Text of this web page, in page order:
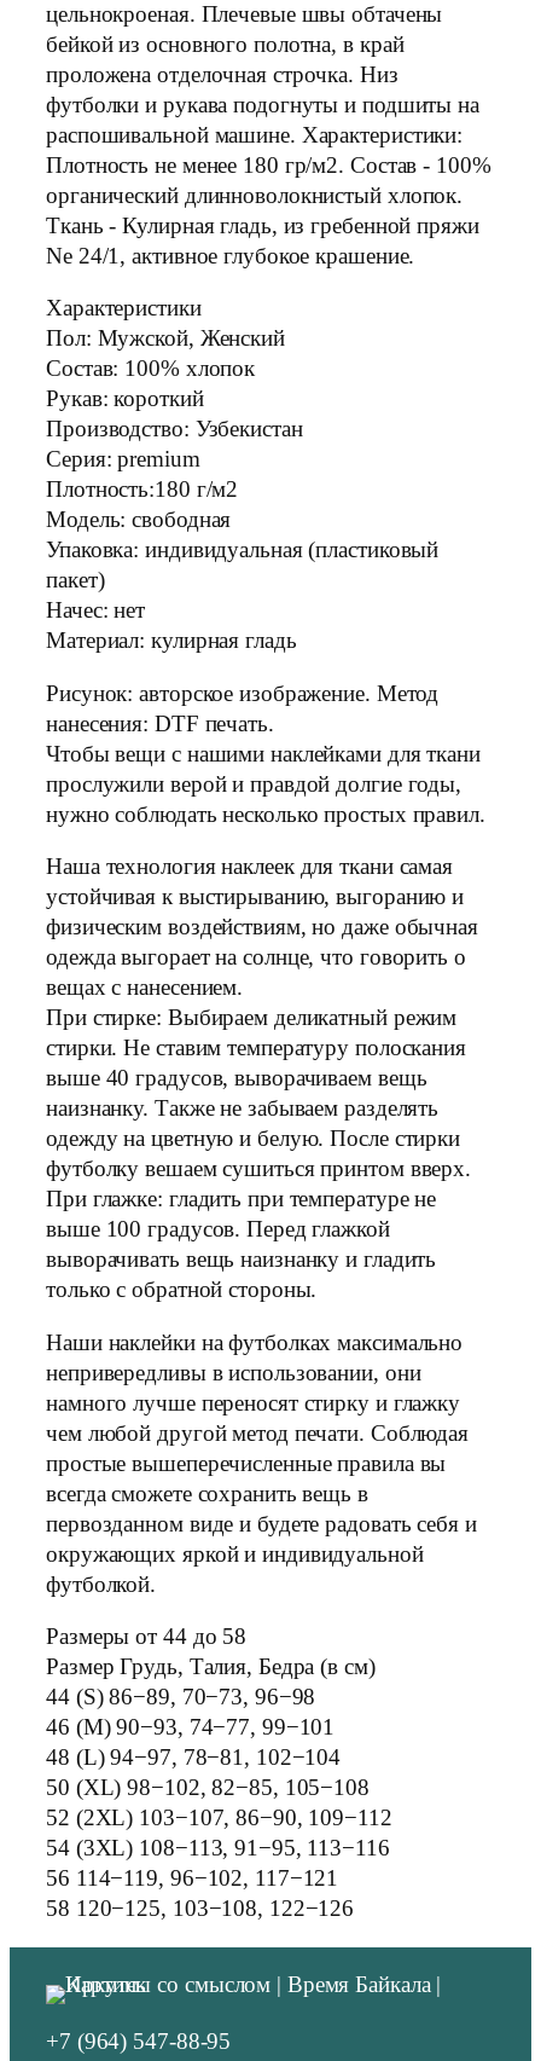
цельнокроеная. Плечевые швы обтачены
бейкой из основного полотна, в край
проложена отделочная строчка. Низ
футболки и рукава подогнуты и подшиты на
распошивальной машине. Характеристики:
Плотность не менее 180 гр/м2. Состав - 100%
органический длинноволокнистый хлопок.
Ткань - Кулирная гладь, из гребенной пряжи
Ne 24/1, активное глубокое крашение.
Характеристики
Пол: Мужской, Женский
Состав: 100% хлопок
Рукав: короткий
Производство: Узбекистан
Серия: premium
Плотность:180 г/м2
Модель: свободная
Упаковка: индивидуальная (пластиковый
пакет)
Начес: нет
Материал: кулирная гладь
Рисунок: авторское изображение. Метод
нанесения: DTF печать.
Чтобы вещи с нашими наклейками для ткани
прослужили верой и правдой долгие годы,
нужно соблюдать несколько простых правил.
Наша технология наклеек для ткани самая
устойчивая к выстирыванию, выгоранию и
физическим воздействиям, но даже обычная
одежда выгорает на солнце, что говорить о
вещах с нанесением.
При стирке: Выбираем деликатный режим
стирки. Не ставим температуру полоскания
выше 40 градусов, выворачиваем вещь
наизнанку. Также не забываем разделять
одежду на цветную и белую. После стирки
футболку вешаем сушиться принтом вверх.
При глажке: гладить при температуре не
выше 100 градусов. Перед глажкой
выворачивать вещь наизнанку и гладить
только с обратной стороны.
Наши наклейки на футболках максимально
непривередливы в использовании, они
намного лучше переносят стирку и глажку
чем любой другой метод печати. Соблюдая
простые вышеперечисленные правила вы
всегда сможете сохранить вещь в
первозданном виде и будете радовать себя и
окружающих яркой и индивидуальной
футболкой.
Размеры от 44 до 58
Размер Грудь, Талия, Бедра (в см)
44 (S) 86−89, 70−73, 96−98
46 (M) 90−93, 74−77, 99−101
48 (L) 94−97, 78−81, 102−104
50 (XL) 98−102, 82−85, 105−108
52 (2XL) 103−107, 86−90, 109−112
54 (3XL) 108−113, 91−95, 113−116
56 114−119, 96−102, 117−121
58 120−125, 103−108, 122−126
+7 (964) 547-88-95